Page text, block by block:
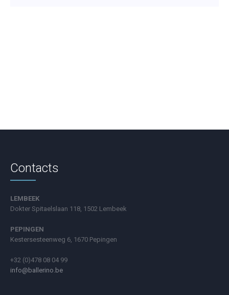
Contacts
LEMBEEK
Dokter Spitaelslaan 118, 1502 Lembeek
PEPINGEN
Kestersesteenweg 6, 1670 Pepingen
+32 (0)478 08 04 99
info@ballerino.be